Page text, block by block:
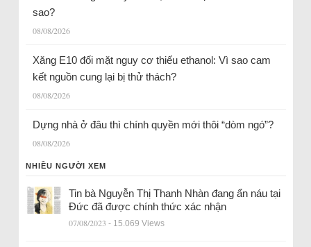
sao?
08/08/2026
Xăng E10 đối mặt nguy cơ thiếu ethanol: Vì sao cam
kết nguồn cung lại bị thử thách?
08/08/2026
Dựng nhà ở đâu thì chính quyền mới thôi “dòm ngó”?
08/08/2026
NHIỀU NGƯỜI XEM
Tin bà Nguyễn Thị Thanh Nhàn đang ẩn náu tại
Đức đã được chính thức xác nhận
07/08/2023 - 15.069 Views